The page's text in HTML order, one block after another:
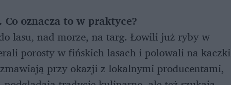
oznacza to w praktyce?
lasu, nad morze, na targ. Łowili już ryby w
porosty w fińskich lasach i polowali na kaczki
przy okazji z lokalnymi producentami,